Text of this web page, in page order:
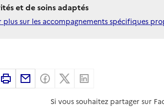
et de soins adaptés
plus sur les accompagnements spécifiques
ImprimerPartager par email
Partager sur Facebook
Partager sur X
Si vous souhaitez partager sur